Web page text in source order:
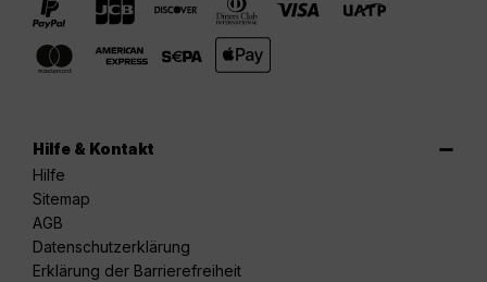
Hilfe & Kontakt
Hilfe
Sitemap
AGB
Datenschutzerklärung
Erklärung der Barrierefreiheit